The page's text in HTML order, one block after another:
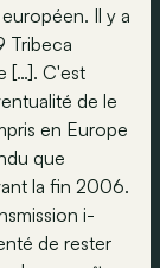
Il y a
Tribeca
[…]. C'est
de le
en Europe
que
la fin 2006.
i-
de rester